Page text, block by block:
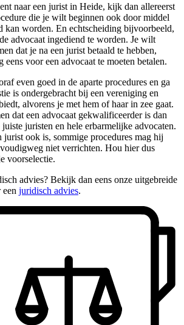
naar een jurist in Heide, kijk dan allereerst
die je wilt beginnen ook door middel
kan worden. En echtscheiding bijvoorbeeld,
advocaat ingediend te worden. Je wilt
dat je na een jurist betaald te hebben,
eens voor een advocaat te moeten betalen.
even goed in de aparte procedures en ga
is ondergebracht bij een vereniging en
alvorens je met hem of haar in zee gaat.
dat een advocaat gekwalificeerder is dan
juristen en hele erbarmelijke advocaten.
jurist ook is, sommige procedures mag hij
niet verrichten. Hou hier dus
voorselectie.
advies? Bekijk dan eens onze uitgebreide
juridisch advies.